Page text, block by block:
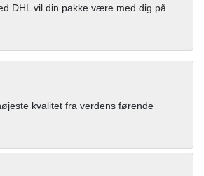
DHL vil din pakke være med dig på
kvalitet fra verdens førende